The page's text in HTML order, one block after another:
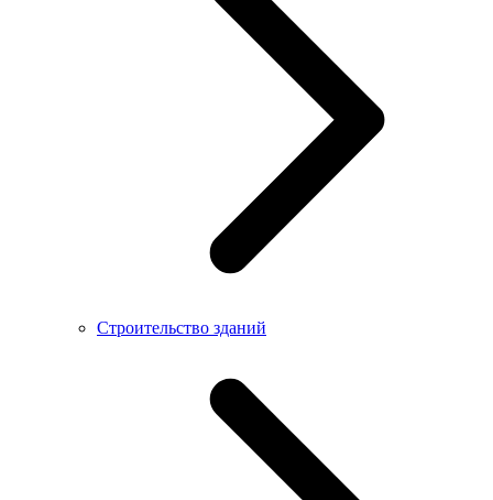
Строительство зданий